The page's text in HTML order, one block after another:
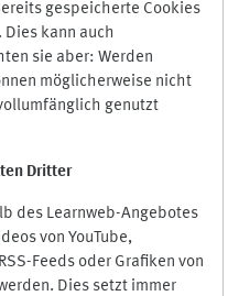
gespeicherte Cookies
kann auch
sie aber: Werden
möglicherweise nicht
genutzt
Dritter
des Learnweb-Angebotes
von YouTube,
Feeds oder Grafiken von
Dies setzt immer